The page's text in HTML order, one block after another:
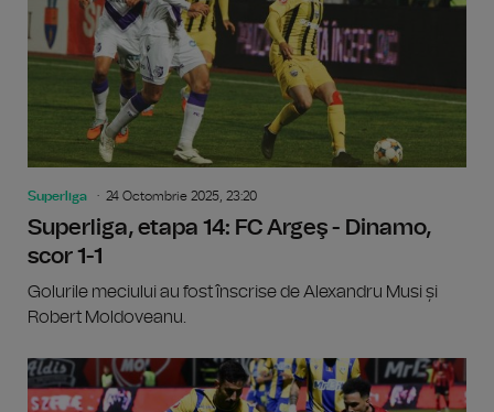
Superliga 24 Octombrie 2025, 23:20
Superliga, etapa 14: FC Argeş - Dinamo,
scor 1-1
Golurile meciului au fost înscrise de Alexandru Musi și
Robert Moldoveanu.